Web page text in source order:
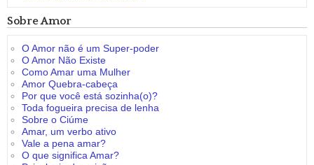
Sobre Amor
O Amor não é um Super-poder
O Amor Não Existe
Como Amar uma Mulher
Amor Quebra-cabeça
Por que você está sozinha(o)?
Toda fogueira precisa de lenha
Sobre o Ciúme
Amar, um verbo ativo
Vale a pena amar?
O que significa Amar?